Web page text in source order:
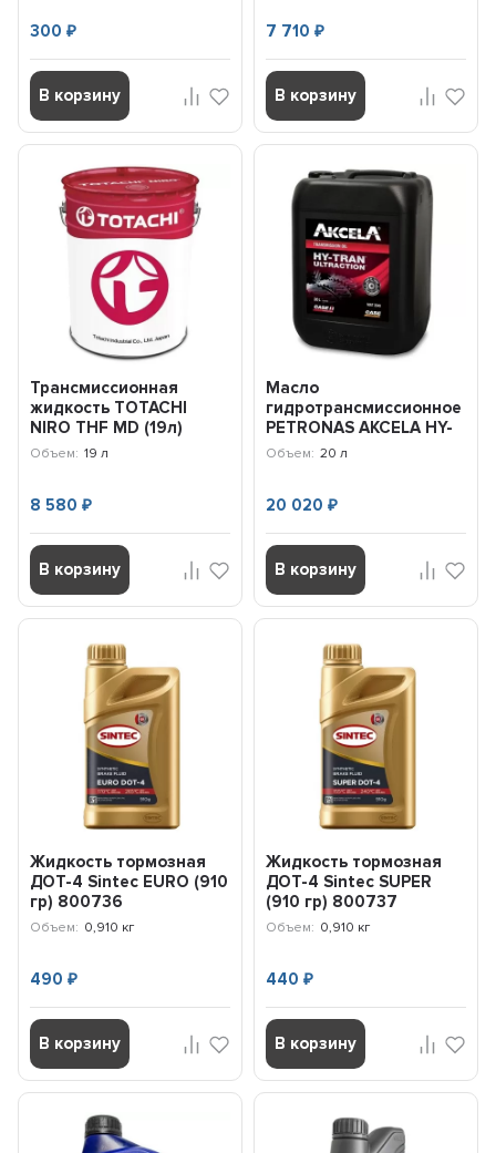
300₽
В корзину
7 710 ₽
В корзину
Трансмиссионная
жидкость TOTACHI
NIRO THF MD (19л)
52020
Объем: 19 л
8 580₽
В корзину
Масло
гидротрансмиссионное
PETRONAS AKCELA HY-
TRAN ULTRACTION
Объем: 20 л
20 020 ₽
В корзину
Жидкость тормозная
ДОТ-4 Sintec EURO (910
гр) 800736
Объем: 0,910 кг
490₽
В корзину
Жидкость тормозная
ДОТ-4 Sintec SUPER
(910 гр) 800737
Объем: 0,910 кг
440 ₽
В корзину